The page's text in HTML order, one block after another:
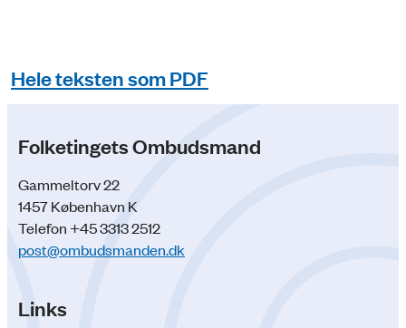
Hele teksten som PDF
Folketingets Ombudsmand
Gammeltorv 22
1457 København K
Telefon +45 3313 2512
post@ombudsmanden.dk
Links